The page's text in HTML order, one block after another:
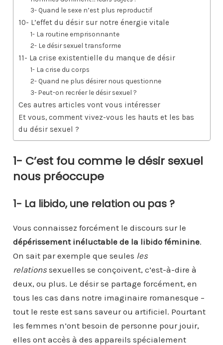
3- Quand le sexe n’est plus reproductif
10- L’effet du désir sur notre énergie vitale
1- La routine emprisonnante
2- Le désir sexuel transforme
11- La crise existentielle du manque de désir
1- La crise du corps
2- Quand ne plus désirer nous questionne
3- Peut-on recréer le désir sexuel ?
Ces autres articles vont vous intéresser
Et vous, comment vivez-vous les hauts et les bas
du désir sexuel ?
1- C’est fou comme le désir sexuel
nous préoccupe
1- La libido, une relation ou pas ?
Vous connaissez forcément le discours sur le
dépérissement inéluctable de la libido féminine.
On sait par exemple que seules les
relationssexuelles se conçoivent, c’est-à-dire à
deux, ou plus. Le désir se partage forcément, en
tous les cas dans notre imaginaire romanesque –
tout le reste est sans saveur ou artificiel. Pourtant
les femmes n’ont besoin de personne pour jouir,
elles ont accès à des appareils spécialement